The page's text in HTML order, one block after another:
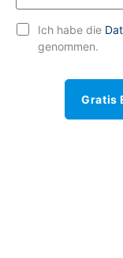
Ich habe die
genommen.
Gratis